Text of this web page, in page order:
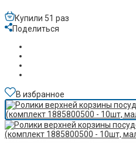
Купили 51 раз
Поделиться
В избранное